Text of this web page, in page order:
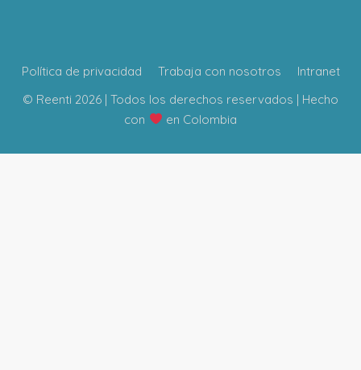
Política de privacidad Trabaja con nosotros
Intranet
© Reenti 2026 | Todos los derechos reservados | Hecho
con
en Colombia